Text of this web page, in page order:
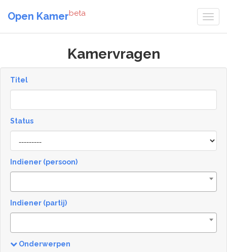
Open Kamerbeta
Kamervragen
Titel
Status
[invalid
name]
Indiener (persoon)
Indiener (partij)
Onderwerpen